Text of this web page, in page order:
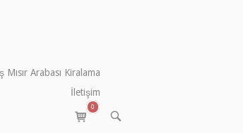
Mısır Arabası Kiralama
İletişim
View
shopping
0
OPEN